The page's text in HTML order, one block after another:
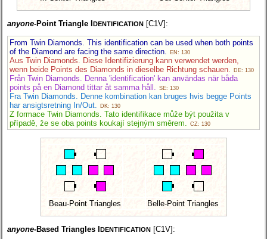
anyone-Point Triangle IDENTIFICATION [C1V]:
From Twin Diamonds. This identification can be used when both points
of the Diamond are facing the same direction.
EN: 130
Aus Twin Diamonds. Diese Identifizierung kann verwendet werden,
wenn beide Points des Diamonds in dieselbe Richtung schauen.
DE: 130
Från Twin Diamonds. Denna 'identification' kan användas när båda
points på en Diamond tittar åt samma håll.
SE: 130
Fra Twin Diamonds. Denne kombination kan bruges hvis begge Points
har ansigtsretning In/Out.
DK: 130
Z formace Twin Diamonds. Tato identifikace může být použita v
případě, že se oba points koukají stejným směrem.
CZ: 130
Beau-Point Triangles Belle-Point Triangles
anyone-Based Triangles IDENTIFICATION [C1V]: